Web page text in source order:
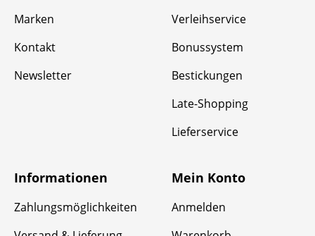
Marken
Kontakt
Newsletter
Verleihservice
Bonussystem
Bestickungen
Late-Shopping
Lieferservice
Informationen
Zahlungsmöglichkeiten
Mein Konto
Anmelden